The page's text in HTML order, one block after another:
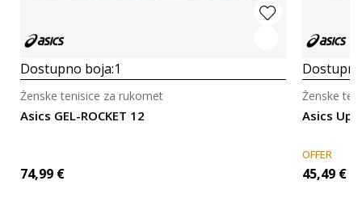
Dostupno boja:1
Asics GEL-ROCKET 12
Ženske tenisice za rukomet
74,99 €
Asics
Ženske
OFFER
45,49 €